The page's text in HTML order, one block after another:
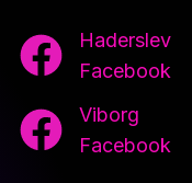
Haderslev
Facebook
Viborg
Facebook